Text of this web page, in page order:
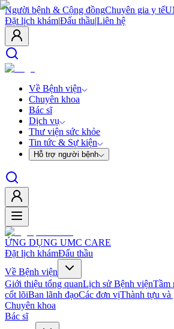
Người bệnh & Cộng đồngChuyên gia y tế
Đặt lịch khám|Đấu thầu|Liên hệ
Về Bệnh viện
Chuyên khoa
Bác sĩ
Dịch vụ
Thư viện sức khỏe
Tin tức & Sự kiện
Hỗ trợ người bệnh
ỨNG DỤNG UMC CARE
Đặt lịch khámĐấu thầu
Về Bệnh viện
Giới thiệu tổng quanLịch sử Bệnh việnTầm
cốt lõiBan lãnh đạoCác đơn vịThành tựu và
Chuyên khoa
Bác sĩ